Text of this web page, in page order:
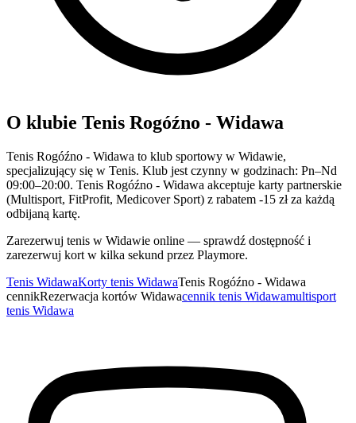
O klubie Tenis Rogóźno - Widawa
Tenis Rogóźno - Widawa to klub sportowy w Widawie,
specjalizujący się w Tenis. Klub jest czynny w godzinach: Pn–Nd
09:00–20:00. Tenis Rogóźno - Widawa akceptuje karty partnerskie
(Multisport, FitProfit, Medicover Sport) z rabatem -15 zł za każdą
odbijaną kartę.
Zarezerwuj tenis w Widawie online — sprawdź dostępność i
zarezerwuj kort w kilka sekund przez Playmore.
Tenis WidawaKorty tenis WidawaTenis Rogóźno - Widawa
cennikRezerwacja kortów Widawacennik tenis Widawamultisport
tenis Widawa